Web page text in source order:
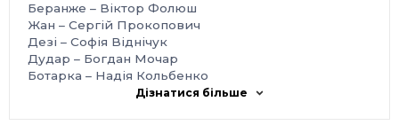
Беранже – Віктор Фолюш
Жан – Сергій Прокопович
Дезі – Софія Віднічук
Дудар – Богдан Мочар
Ботарка – Надія Кольбенко
Літній Добродій – Юрій Фіалка
Дізнатися більше